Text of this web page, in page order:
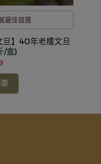
最佳首選
旦】40年老欉文旦
/盒)